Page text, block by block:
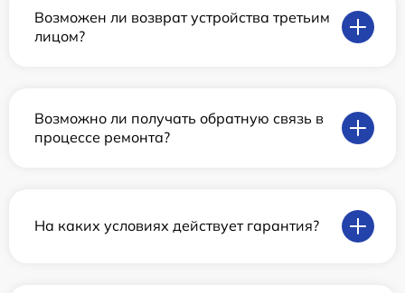
Возможен ли возврат устройства третьим
лицом?
Возможно ли получать обратную связь в
процессе ремонта?
На каких условиях действует гарантия?